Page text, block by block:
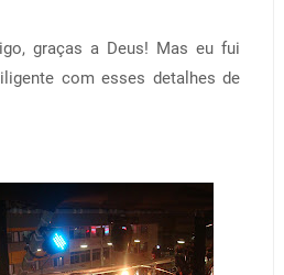
graças a Deus! Mas eu fui
com esses detalhes de